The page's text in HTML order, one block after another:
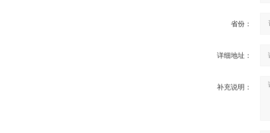
省份：
详细地址：
补充说明：